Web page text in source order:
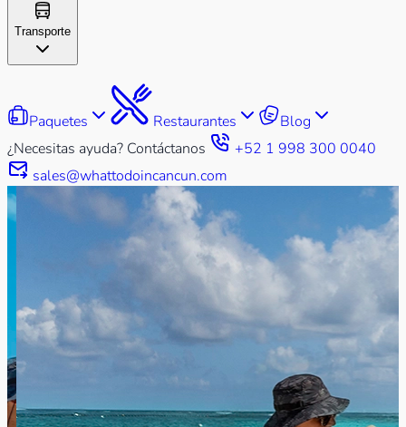
Transporte
Paquetes Restaurantes
Blog
¿Necesitas ayuda? Contáctanos
+52 1 998 300 0040
sales@whattodoincancun.com